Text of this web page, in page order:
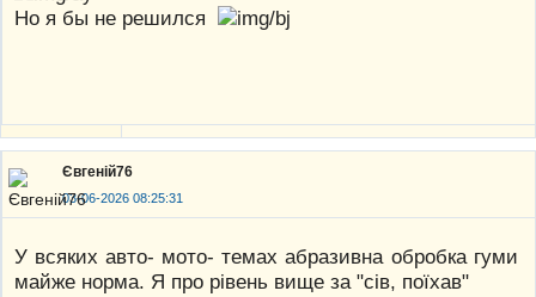
Но я бы не решился
Євгеній76
03-06-2026 08:25:31
У всяких авто- мото- темах абразивна обробка гуми
майже норма. Я про рівень вище за "сів, поїхав"